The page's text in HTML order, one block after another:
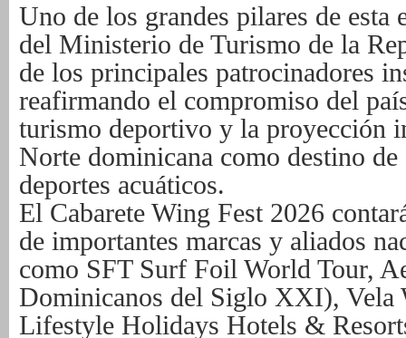
Uno de los grandes pilares de esta
del Ministerio de Turismo de la
de los principales patrocinadores
reafirmando el compromiso del
turismo deportivo y la proyección
Norte dominicana como destino
deportes acuáticos.
El Cabarete Wing Fest 2026
de importantes marcas y aliados
como SFT Surf Foil World Tour,
Dominicanos del Siglo XXI), Vela
Lifestyle Holidays Hotels &